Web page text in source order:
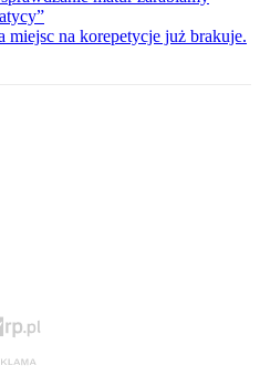
miejsc na korepetycje już brakuje.